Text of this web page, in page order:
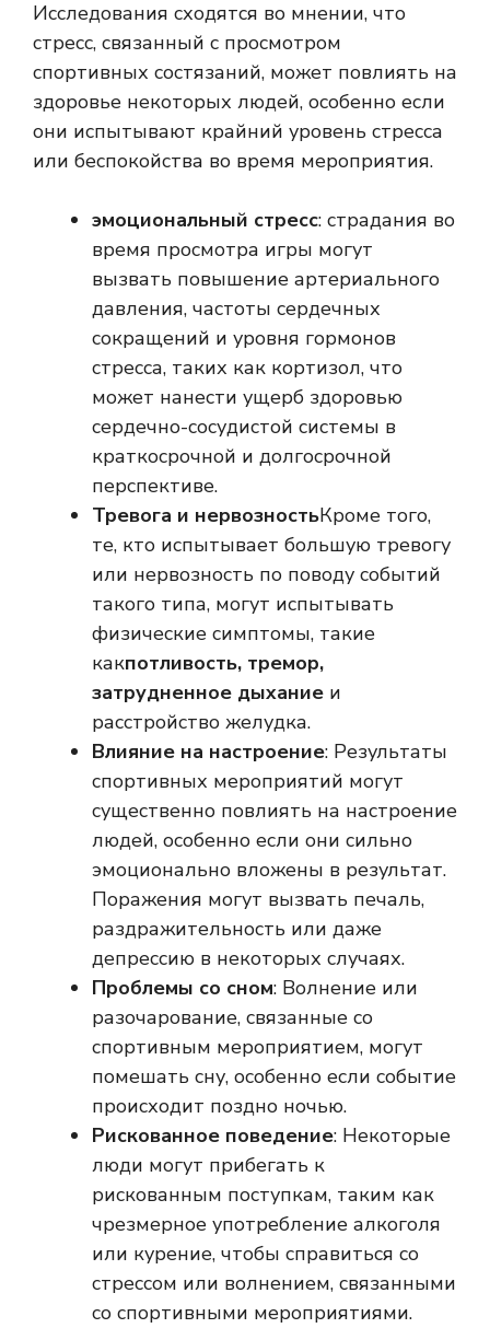
Исследования сходятся во мнении, что
стресс, связанный с просмотром
спортивных состязаний, может повлиять на
здоровье некоторых людей, особенно если
они испытывают крайний уровень стресса
или беспокойства во время мероприятия.
эмоциональный стресс: страдания во
время просмотра игры могут
вызвать повышение артериального
давления, частоты сердечных
сокращений и уровня гормонов
стресса, таких как кортизол, что
может нанести ущерб здоровью
сердечно-сосудистой системы в
краткосрочной и долгосрочной
перспективе.
Тревога и нервозностьКроме того,
те, кто испытывает большую тревогу
или нервозность по поводу событий
такого типа, могут испытывать
физические симптомы, такие
какпотливость, тремор,
затрудненное дыхание и
расстройство желудка.
Влияние на настроение: Результаты
спортивных мероприятий могут
существенно повлиять на настроение
людей, особенно если они сильно
эмоционально вложены в результат.
Поражения могут вызвать печаль,
раздражительность или даже
депрессию в некоторых случаях.
Проблемы со сном: Волнение или
разочарование, связанные со
спортивным мероприятием, могут
помешать сну, особенно если событие
происходит поздно ночью.
Рискованное поведение: Некоторые
люди могут прибегать к
рискованным поступкам, таким как
чрезмерное употребление алкоголя
или курение, чтобы справиться со
стрессом или волнением, связанными
со спортивными мероприятиями.